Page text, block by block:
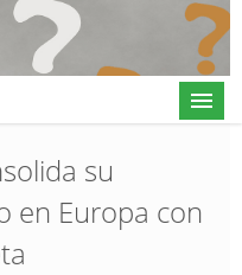
su
en Europa con